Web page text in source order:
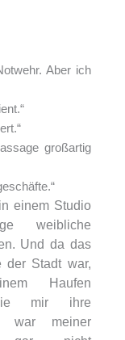
Aber ich
großartig
einem Studio
weibliche
Und da das
der Stadt war,
Haufen
die mir ihre
war meiner